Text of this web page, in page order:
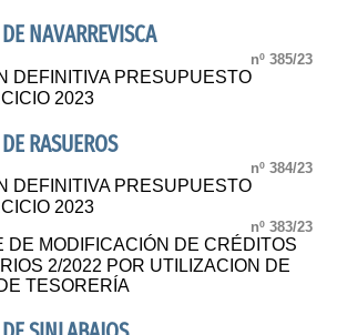
NAVARREVISCA
nº 385/23
DEFINITIVA PRESUPUESTO
2023
RASUEROS
nº 384/23
DEFINITIVA PRESUPUESTO
2023
nº 383/23
DE MODIFICACIÓN DE CRÉDITOS
2/2022 POR UTILIZACION DE
TESORERÍA